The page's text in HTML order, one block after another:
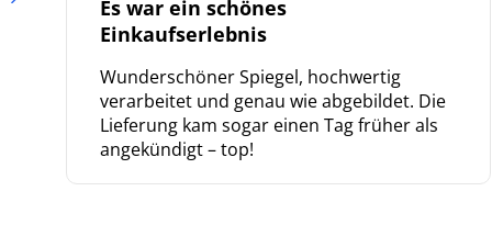
Es war ein schönes
Einkaufserlebnis
Wunderschöner Spiegel, hochwertig
verarbeitet und genau wie abgebildet. Die
Lieferung kam sogar einen Tag früher als
angekündigt – top!